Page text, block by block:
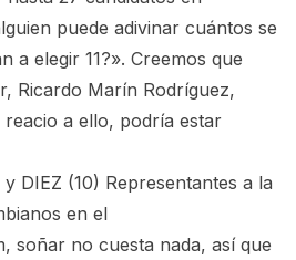
puede adivinar cuántos se
a elegir 11?». Creemos que
Ricardo Marín Rodríguez,
reacio a ello, podría estar
DIEZ (10) Representantes a la
en el
soñar no cuesta nada, así que